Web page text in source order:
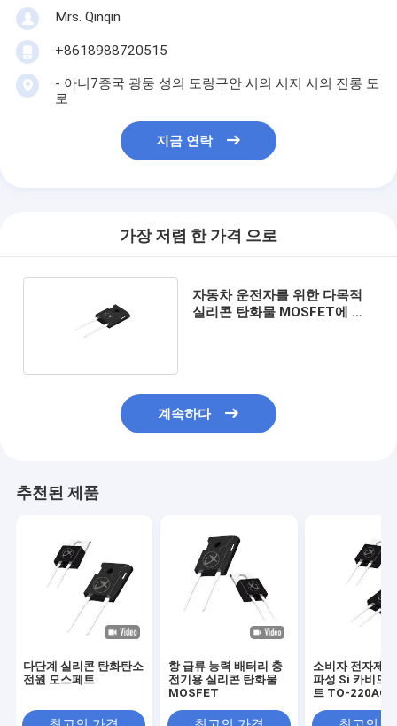
Mrs. Qinqin
+8618988720515
- 아니7중국 광둥 성의 도랑구안 시의 시지 시의 진롱 도
로
지금 연락
가장 저렴 한 가격 으로
자동차 운전자를 위한 다목적
실리콘 탄화물 MOSFET에 대
계속하다
추천된 제품
다단계 실리콘 탄화탄소
전원 모스페트
항 급류 능력 배터리 충
전기용 실리콘 탄화물
MOSFET
소비자 전자제
파성 Si 카비드
트 TO-220AC